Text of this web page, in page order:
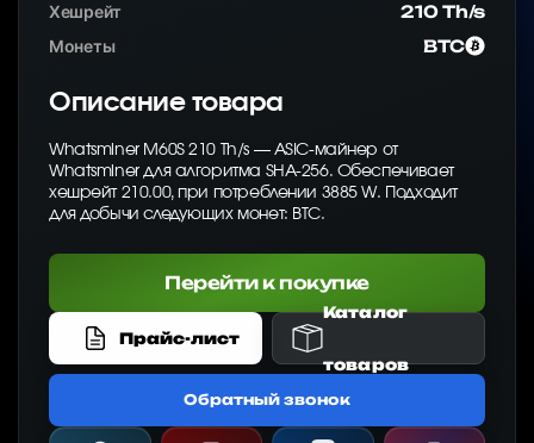
Хешрейт
210 Th/s
Монеты
BTC
Описание товара
Whatsminer M60S 210 Th/s — ASIC-майнер от
Whatsminer для алгоритма SHA-256. Обеспечивает
хешрейт 210.00, при потреблении 3885 W. Подходит
для добычи следующих монет: BTC.
Перейти к покупке
Прайс-лист
Каталог
товаров
Обратный звонок